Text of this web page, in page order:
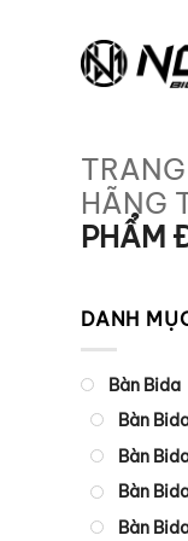
HÃNG
PHẨM
DANH
Bàn Bida
Bàn
Bàn
Bàn
Bàn